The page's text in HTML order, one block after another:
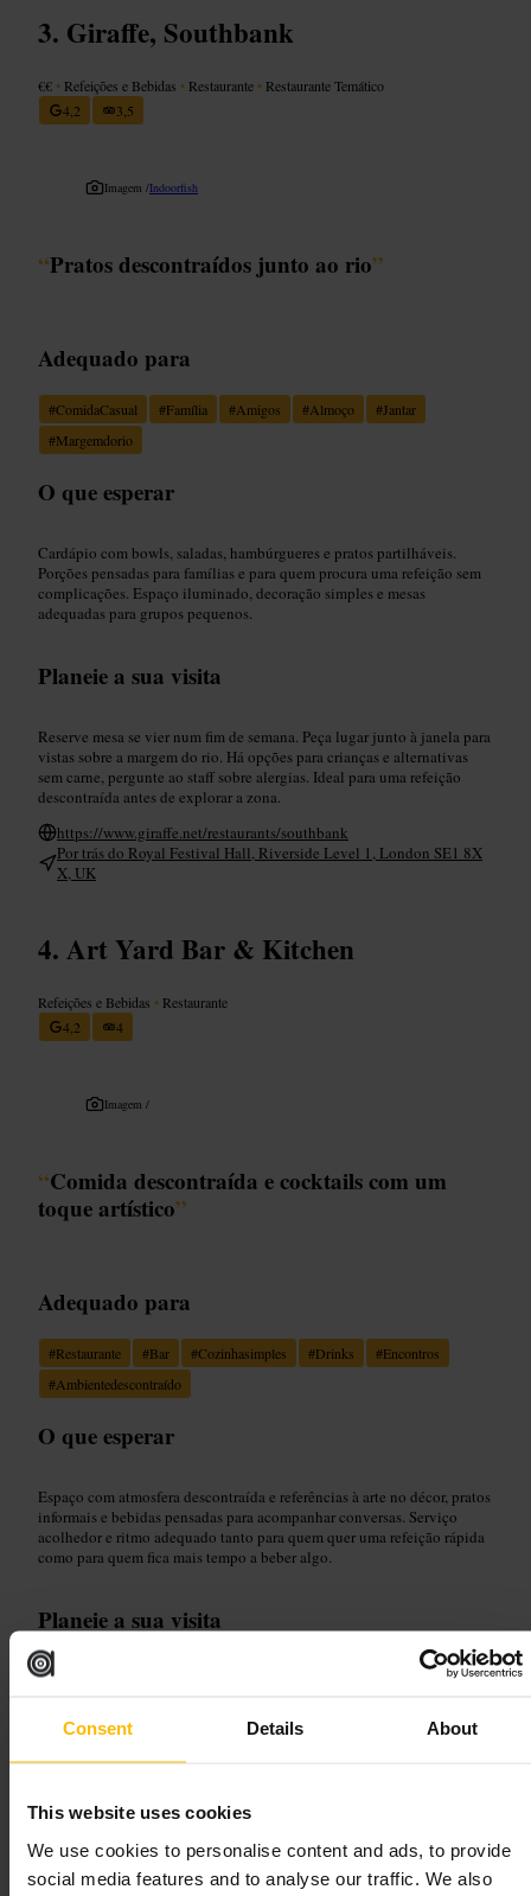
Consent Details About
This website uses cookies
We use cookies to personalise content and ads, to provide
social media features and to analyse our traffic. We also
Giraffe, Southbank
€€ • Refeições e Bebidas • Restaurante • Restaurante Temático
4,2
3,5
Imagem /Indoorfish
“Pratos descontraídos junto ao rio”
Adequado para
#ComidaCasual #Família #Amigos #Almoço #Jantar
#Margemdorio
O que esperar
Cardápio com bowls, saladas, hambúrgueres e pratos partilháveis.
Porções pensadas para famílias e para quem procura uma refeição sem
complicações. Espaço iluminado, decoração simples e mesas
adequadas para grupos pequenos.
Planeie a sua visita
Reserve mesa se vier num fim de semana. Peça lugar junto à janela para
vistas sobre a margem do rio. Há opções para crianças e alternativas
sem carne, pergunte ao staff sobre alergias. Ideal para uma refeição
descontraída antes de explorar a zona.
https://www.giraffe.net/restaurants/southbank
Por trás do Royal Festival Hall, Riverside Level 1, London SE1 8X
X, UK
Art Yard Bar & Kitchen
Refeições e Bebidas • Restaurante
4,2
4
Imagem /
“Comida descontraída e cocktails com um
toque artístico”
Adequado para
#Restaurante #Bar #Cozinhasimples #Drinks #Encontros
#Ambientedescontraído
O que esperar
Espaço com atmosfera descontraída e referências à arte no décor, pratos
informais e bebidas pensadas para acompanhar conversas. Serviço
acolhedor e ritmo adequado tanto para quem quer uma refeição rápida
como para quem fica mais tempo a beber algo.
Planeie a sua visita
Se for em grupo, pense em reservar. Para visitas a solo ou a dois, pode
menu online antes de ir se tiver preferências alimentares específicas.
Leve em conta que o espaço funciona bem para negócios e lazer.
Locale Southbank